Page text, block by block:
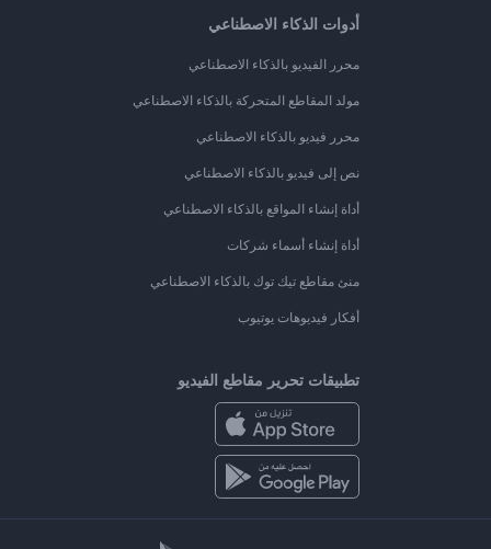
أدوات الذكاء الاصطناعي
محرر الفيديو بالذكاء الاصطناعي
مولد المقاطع المتحركة بالذكاء الاصطناعي
محرر فيديو بالذكاء الاصطناعي
نص إلى فيديو بالذكاء الاصطناعي
أداة إنشاء المواقع بالذكاء الاصطناعي
أداة إنشاء أسماء شركات
منئ مقاطع تيك توك بالذكاء الاصطناعي
أفكار فيديوهات يوتيوب
تطبيقات تحرير مقاطع الفيديو